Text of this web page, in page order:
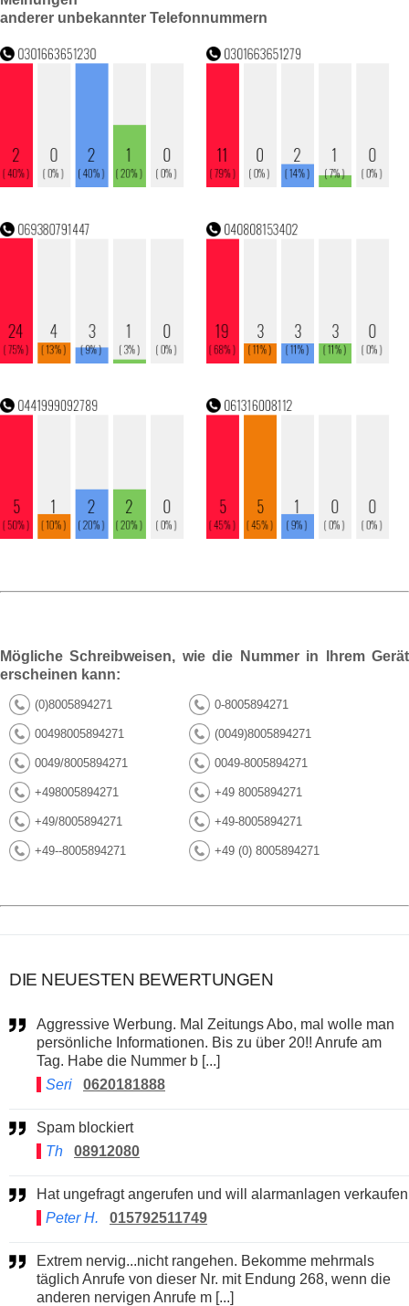
anderer unbekannter Telefonnummern
Mögliche Schreibweisen, wie die Nummer in Ihrem Gerät
erscheinen kann:
(0)8005894271 0-8005894271
00498005894271 (0049)8005894271
0049/8005894271 0049-8005894271
+498005894271 +49 8005894271
+49/8005894271 +49-8005894271
+49--8005894271 +49 (0) 8005894271
DIE NEUESTEN BEWERTUNGEN
Aggressive Werbung. Mal Zeitungs Abo, mal wolle man
persönliche Informationen. Bis zu über 20!! Anrufe am
Tag. Habe die Nummer b [...]
Seri
0620181888
Spam blockiert
Th
08912080
Hat ungefragt angerufen und will alarmanlagen verkaufen
Peter H.
015792511749
Extrem nervig...nicht rangehen. Bekomme mehrmals
täglich Anrufe von dieser Nr. mit Endung 268, wenn die
anderen nervigen Anrufe m [...]